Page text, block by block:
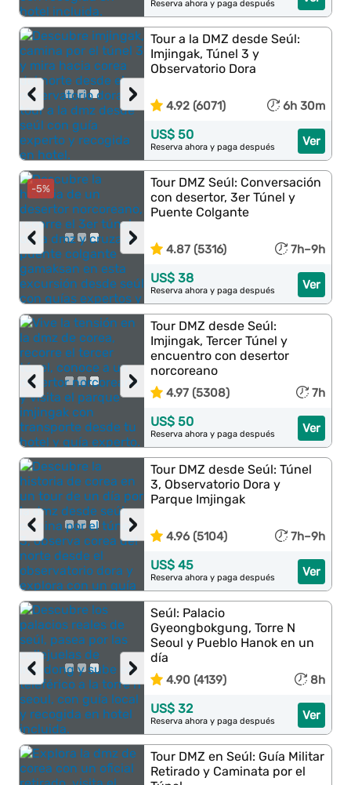
Reserva ahora y paga después
›
‹
Tour a la DMZ desde Seúl:
Imjingak, Túnel 3 y
Observatorio Dora
4.92 (6071) 6h 30m
Ver
US$ 50
Reserva ahora y paga después
-5%
›
‹
Tour DMZ Seúl: Conversación
con desertor, 3er Túnel y
Puente Colgante
4.87 (5316) 7h–9h
Ver
US$ 38
Reserva ahora y paga después
›
‹
Tour DMZ desde Seúl:
Imjingak, Tercer Túnel y
encuentro con desertor
norcoreano
4.97 (5308) 7h
Ver
US$ 50
Reserva ahora y paga después
›
‹
Tour DMZ desde Seúl: Túnel
3, Observatorio Dora y
Parque Imjingak
4.96 (5104) 7h–9h
Ver
US$ 45
Reserva ahora y paga después
›
‹
Seúl: Palacio
Gyeongbokgung, Torre N
Seoul y Pueblo Hanok en un
día
4.90 (4139) 8h
Ver
US$ 32
Reserva ahora y paga después
Tour DMZ en Seúl: Guía Militar
Retirado y Caminata por el